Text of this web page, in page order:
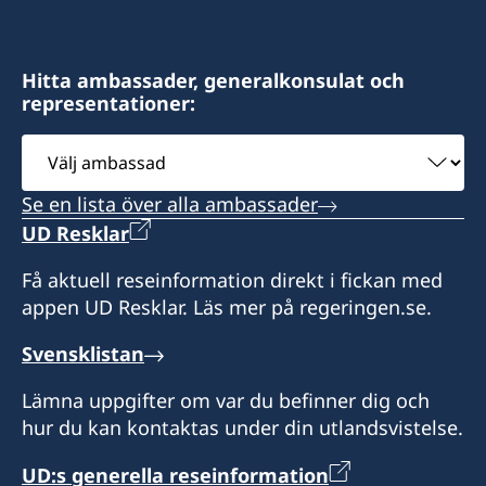
Öppettider: tisdag-torsdag 10.00-13.00
Konsulatet har inget bemyndigande att utfärda
pass
Honorär generalkonsul
Slobodan Sibinčič
Hitta ambassader, generalkonsulat och
representationer:
Välj
ambassad
Se en lista över alla ambassader
UD Resklar
Få aktuell reseinformation direkt i fickan med
appen UD Resklar. Läs mer på regeringen.se.
Svensklistan
Lämna uppgifter om var du befinner dig och
hur du kan kontaktas under din utlandsvistelse.
UD:s generella reseinformation